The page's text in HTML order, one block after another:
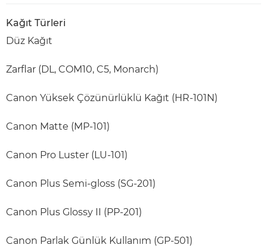
Kağıt Türleri
Düz Kağıt
Zarflar (DL, COM10, C5, Monarch)
Canon Yüksek Çözünürlüklü Kağıt (HR-101N)
Canon Matte (MP-101)
Canon Pro Luster (LU-101)
Canon Plus Semi-gloss (SG-201)
Canon Plus Glossy II (PP-201)
Canon Parlak Günlük Kullanım (GP-501)